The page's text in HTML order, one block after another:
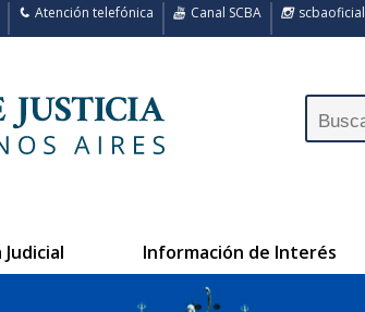
scbaoficial
Canal SCBA
Atención telefónica
Judicial Información de Interés